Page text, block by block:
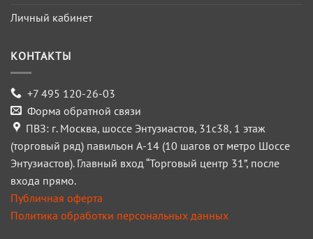
Личный кабинет
КОНТАКТЫ
+7 495 120-26-03
Форма обратной связи
ПВЗ: г. Москва, шоссе Энтузиастов, 31с38, 1 этаж
(торговый ряд) павильон А-14 (10 шагов от метро Шоссе
Энтузиастов). Главный вход “Торговый центр 31”, после
входа прямо.
Публичная оферта
Политика обработки персональных данных